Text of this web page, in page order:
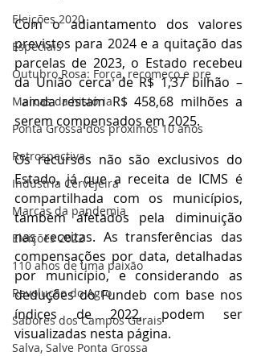
Eleições 2020
Especiais
Outubro Rosa: Força, recomeço e pre
Marcas da história
Ponta Grossa dos próximos 10 anos
Retrospectiva
Indústria Cervejeira
Marcas da pandemia
Eleições 2022
110 anos de uma paixão
Revolução do Agro
Sabores dos Campos Gerais
Salva, Salve Ponta Grossa
Com o adiantamento dos valores
previstos para 2024 e a quitação das
parcelas de 2023, o Estado recebeu
da União cerca de R$ 1,37 bilhão –
ainda restam R$ 458,68 milhões a
serem compensados em 2025.
Os recursos não são exclusivos do
Estado, já que a receita de ICMS é
compartilhada com os municípios,
também afetados pela diminuição
nas receitas. As transferências das
compensações por data, detalhadas
por município, e considerando as
deduções do Fundeb com base nos
índices de 2022, podem ser
visualizadas nesta página.